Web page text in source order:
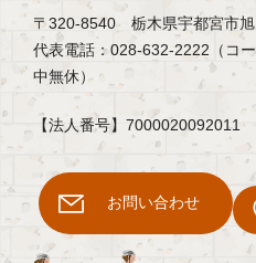
〒320-8540 栃木県宇都宮市
代表電話：028-632-2222（コ
中無休）
【法人番号】7000020092011
お問い合わせ